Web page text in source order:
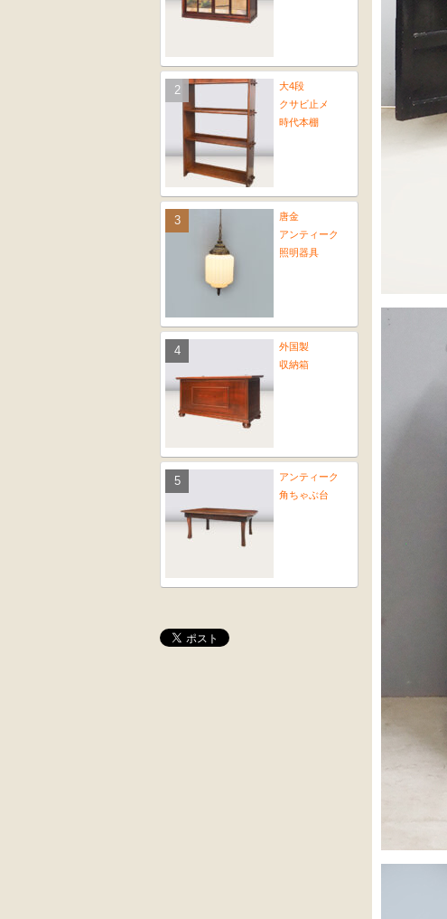
大4段
クサビ止メ
時代本棚
唐金
アンティーク
照明器具
外国製
収納箱
アンティーク
角ちゃぶ台